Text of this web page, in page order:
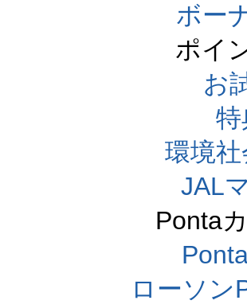
ボー
ポイ
お
環境
JAL
Ponta
ローソン